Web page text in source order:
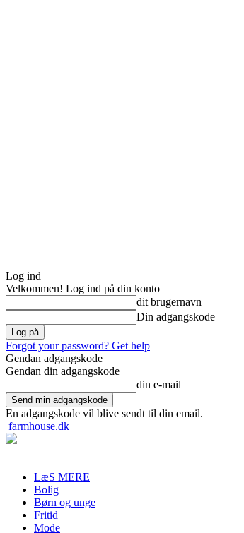
Log ind
Velkommen! Log ind på din konto
dit brugernavn
Din adgangskode
Forgot your password? Get help
Gendan adgangskode
Gendan din adgangskode
din e-mail
En adgangskode vil blive sendt til din email.
farmhouse.dk
LæS MERE
Bolig
Børn og unge
Fritid
Mode